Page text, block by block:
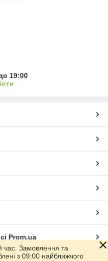
19:00
Prom.ua
час. Замовлення та
з 09:00 найближчого